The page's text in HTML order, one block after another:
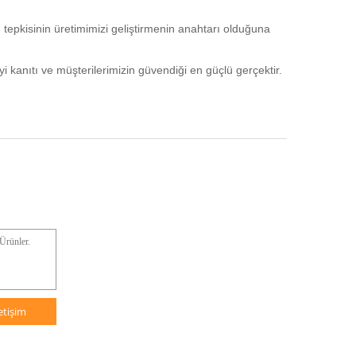
üretimimizi geliştirmenin anahtarı olduğuna
ve müşterilerimizin güvendiği en güçlü gerçektir.